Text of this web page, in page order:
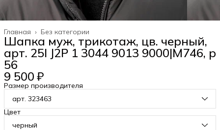
Без категории
Главная ›
Шапка муж, трикотаж, цв. черный,
арт. 25I J2P 1 3044 9013 9000|М746, р
56
9 500 ₽
Размер производителя
арт. 323463
Цвет
черный